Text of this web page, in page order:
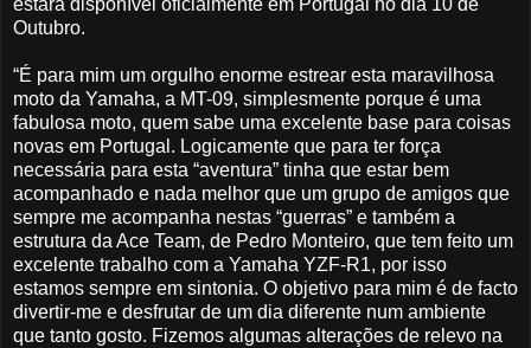
estará disponível oficialmente em Portugal no dia 10 de
Outubro.
“É para mim um orgulho enorme estrear esta maravilhosa
moto da Yamaha, a MT-09, simplesmente porque é uma
fabulosa moto, quem sabe uma excelente base para coisas
novas em Portugal. Logicamente que para ter força
necessária para esta “aventura” tinha que estar bem
acompanhado e nada melhor que um grupo de amigos que
sempre me acompanha nestas “guerras” e também a
estrutura da Ace Team, de Pedro Monteiro, que tem feito um
excelente trabalho com a Yamaha YZF-R1, por isso
estamos sempre em sintonia. O objetivo para mim é de facto
divertir-me e desfrutar de um dia diferente num ambiente
que tanto gosto. Fizemos algumas alterações de relevo na